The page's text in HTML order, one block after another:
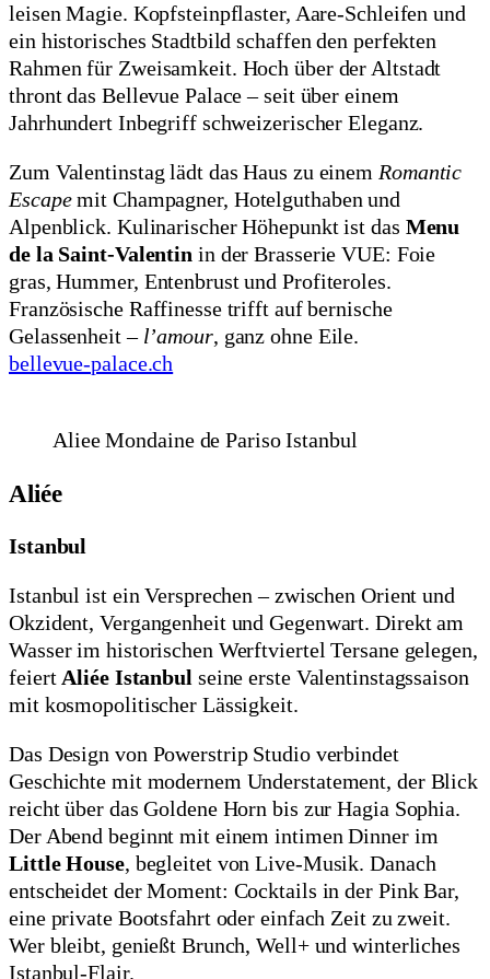
leisen Magie. Kopfsteinpflaster, Aare-Schleifen und
ein historisches Stadtbild schaffen den perfekten
Rahmen für Zweisamkeit. Hoch über der Altstadt
thront das Bellevue Palace – seit über einem
Jahrhundert Inbegriff schweizerischer Eleganz.
Zum Valentinstag lädt das Haus zu einem Romantic
Escapemit Champagner, Hotelguthaben und
Alpenblick. Kulinarischer Höhepunkt ist das Menu
de la Saint-Valentin in der Brasserie VUE: Foie
gras, Hummer, Entenbrust und Profiteroles.
Französische Raffinesse trifft auf bernische
Gelassenheit – l’amour, ganz ohne Eile.
bellevue-palace.ch
Aliee Mondaine de Pariso Istanbul
Aliée
Istanbul
Istanbul ist ein Versprechen – zwischen Orient und
Okzident, Vergangenheit und Gegenwart. Direkt am
Wasser im historischen Werftviertel Tersane gelegen,
feiert Aliée Istanbul seine erste Valentinstagssaison
mit kosmopolitischer Lässigkeit.
Das Design von Powerstrip Studio verbindet
Geschichte mit modernem Understatement, der Blick
reicht über das Goldene Horn bis zur Hagia Sophia.
Der Abend beginnt mit einem intimen Dinner im
Little House, begleitet von Live-Musik. Danach
entscheidet der Moment: Cocktails in der Pink Bar,
eine private Bootsfahrt oder einfach Zeit zu zweit.
Wer bleibt, genießt Brunch, Well+ und winterliches
Istanbul-Flair.